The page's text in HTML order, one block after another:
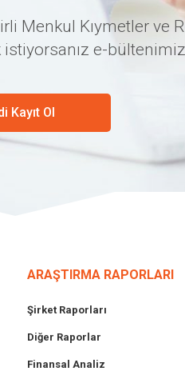
Menkul Kıymetler ve
e-
Kayıt Ol
ARAŞTIRMA RAPORLARI
Şirket Raporları
Diğer Raporlar
Finansal Analiz